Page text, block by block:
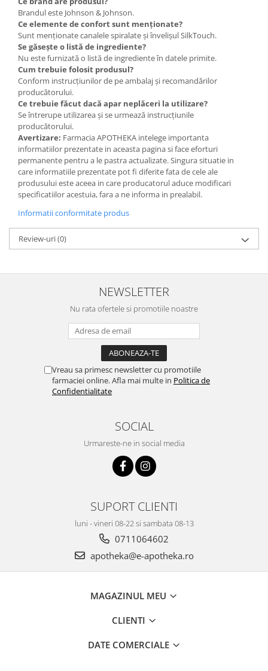
Brandul este Johnson & Johnson.
Ce elemente de confort sunt menționate?
Sunt menționate canalele spiralate și învelișul SilkTouch.
Se găsește o listă de ingrediente?
Nu este furnizată o listă de ingrediente în datele primite.
Cum trebuie folosit produsul?
Conform instrucțiunilor de pe ambalaj și recomandărilor
producătorului.
Ce trebuie făcut dacă apar neplăceri la utilizare?
Se întrerupe utilizarea și se urmează instrucțiunile
producătorului.
Avertizare: Farmacia APOTHEKA intelege importanta
informatiilor prezentate in aceasta pagina si face eforturi
permanente pentru a le pastra actualizate. Singura situatie in
care informatiile prezentate pot fi diferite fata de cele ale
produsului este aceea in care producatorul aduce modificari
specificatiilor acestuia, fara a ne informa in prealabil.
Informatii conformitate produs
Review-uri(0)
NEWSLETTER
Nu rata ofertele si promotiile noastre
Vreau sa primesc newsletter cu promotiile
farmaciei online. Afla mai multe in Politica de
Confidentialitate
SOCIAL
Urmareste-ne in social media
SUPORT CLIENTI
luni - vineri 08-22 si sambata 08-13
0711064602
apotheka@e-apotheka.ro
MAGAZINUL MEU
CLIENTI
DATE COMERCIALE